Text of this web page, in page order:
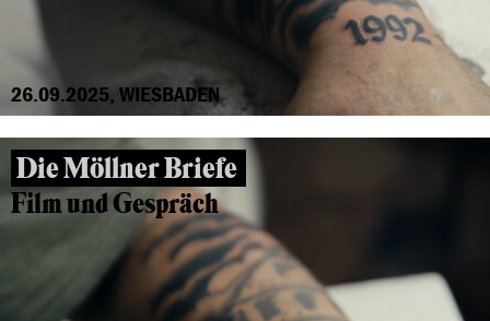
26.09.2025, WIESBADEN
Die Möllner Briefe
Film und Gespräch